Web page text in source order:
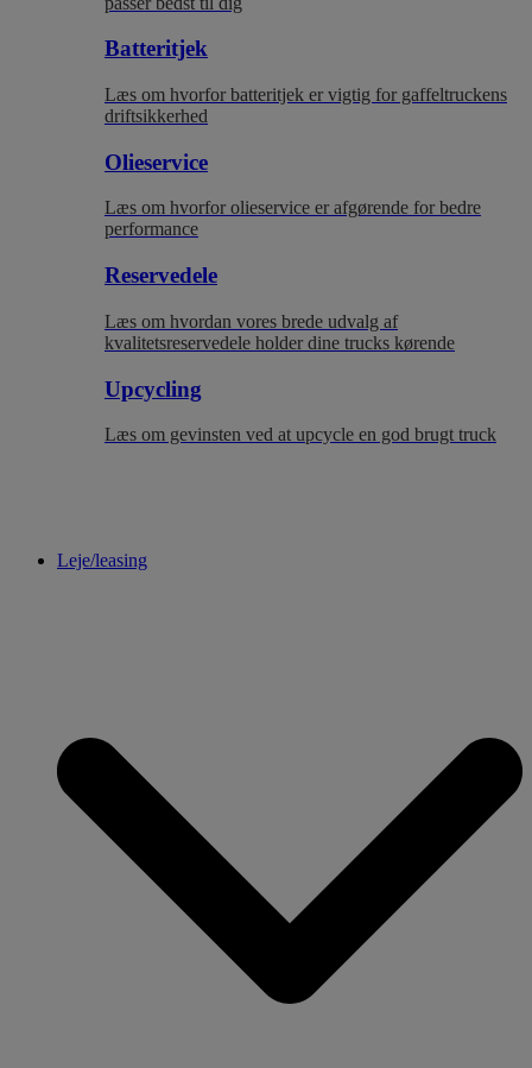
Batteritjek
Læs om hvorfor batteritjek er vigtig for gaffeltruckens
driftsikkerhed
Olieservice
Læs om hvorfor olieservice er afgørende for bedre
performance
Reservedele
Læs om hvordan vores brede udvalg af
kvalitetsreservedele holder dine trucks kørende
Upcycling
Læs om gevinsten ved at upcycle en god brugt truck
Leje/leasing